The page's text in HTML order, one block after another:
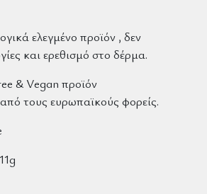
ελεγμένο προϊόν , δεν
και ερεθισμό στο δέρμα.
& Vegan προϊόν
τους ευρωπαϊκούς φορείς.